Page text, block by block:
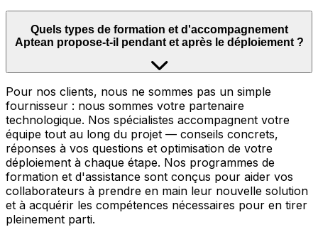
Quels types de formation et d'accompagnement
Aptean propose-t-il pendant et après le déploiement ?
Pour nos clients, nous ne sommes pas un simple
fournisseur : nous sommes votre partenaire
technologique. Nos spécialistes accompagnent votre
équipe tout au long du projet — conseils concrets,
réponses à vos questions et optimisation de votre
déploiement à chaque étape. Nos programmes de
formation et d'assistance sont conçus pour aider vos
collaborateurs à prendre en main leur nouvelle solution
et à acquérir les compétences nécessaires pour en tirer
pleinement parti.